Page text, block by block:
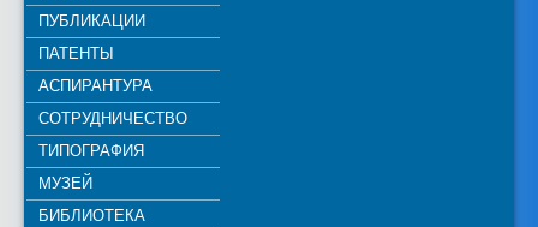
ПУБЛИКАЦИИ
ПАТЕНТЫ
АСПИРАНТУРА
СОТРУДНИЧЕСТВО
ТИПОГРАФИЯ
МУЗЕЙ
БИБЛИОТЕКА